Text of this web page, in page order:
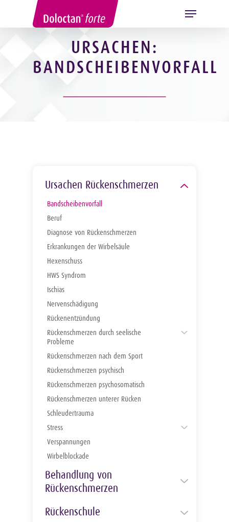
Hit enter to search or ESC to close
URSACHEN:
BANDSCHEIBENVORFALL
Ursachen Rückenschmerzen
Bandscheibenvorfall
Beruf
Diagnose von Rückenschmerzen
Erkrankungen der Wirbelsäule
Hexenschuss
HWS Syndrom
Ischias
Nervenschädigung
Rückenentzündung
Rückenschmerzen durch seelische
Probleme
Einsamkeit
Konflikte
Verluste
Ängste
Rückenschmerzen nach dem Sport
Rückenschmerzen psychisch
Rückenschmerzen psychosomatisch
Rückenschmerzen unterer Rücken
Schleudertrauma
Stress
Arten von Stress
Atemübungen gegen
Auswirkungen der Psyche auf den
Körper
Positives Denken
Verspannungen
Wirbelblockade
Behandlung von
Rückenschmerzen
Akute Rückenschmerzen
Rückenschule